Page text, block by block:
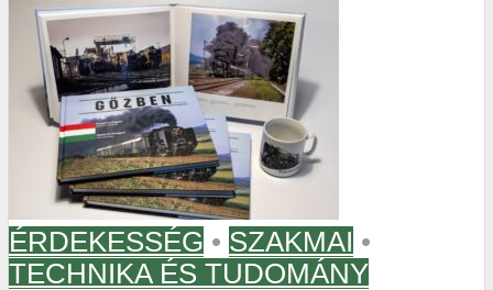
ÉRDEKESSÉG • SZAKMAI •
TECHNIKA ÉS TUDOMÁNY